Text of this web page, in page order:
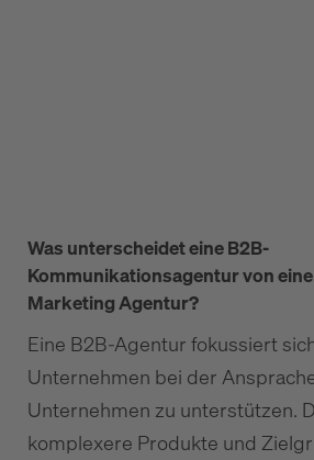
Was unterscheidet eine B2B-
Kommunikationsagentur von
Marketing Agentur?
Eine B2B-Agentur fokussiert
Unternehmen bei der
Unternehmen zu unterstützen.
komplexere Produkte und